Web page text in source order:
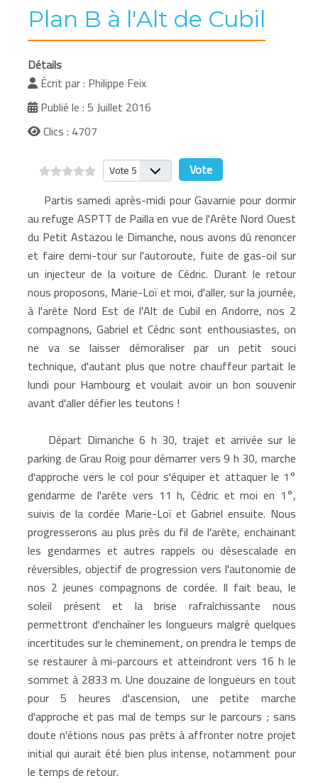
Plan B à l'Alt de Cubil
Détails
Écrit par : Philippe Feix
Publié le : 5 Juillet 2016
Clics : 4707
Veuillez voter
Partis samedi après-midi pour Gavarnie pour dormir
au refuge ASPTT de Pailla en vue de l'Arête Nord Ouest
du Petit Astazou le Dimanche, nous avons dû renoncer
et faire demi-tour sur l'autoroute, fuite de gas-oil sur
un injecteur de la voiture de Cédric. Durant le retour
nous proposons, Marie-Loï et moi, d'aller, sur la journée,
à l'arête Nord Est de l'Alt de Cubil en Andorre, nos 2
compagnons, Gabriel et Cédric sont enthousiastes, on
ne va se laisser démoraliser par un petit souci
technique, d'autant plus que notre chauffeur partait le
lundi pour Hambourg et voulait avoir un bon souvenir
avant d'aller défier les teutons !
Départ Dimanche 6 h 30, trajet et arrivée sur le
parking de Grau Roig pour démarrer vers 9 h 30, marche
d'approche vers le col pour s'équiper et attaquer le 1°
gendarme de l'arête vers 11 h, Cédric et moi en 1°,
suivis de la cordée Marie-Loï et Gabriel ensuite. Nous
progresserons au plus près du fil de l'arête, enchainant
les gendarmes et autres rappels ou désescalade en
réversibles, objectif de progression vers l'autonomie de
nos 2 jeunes compagnons de cordée. Il fait beau, le
soleil présent et la brise rafraîchissante nous
permettront d'enchaîner les longueurs malgré quelques
incertitudes sur le cheminement, on prendra le temps de
se restaurer à mi-parcours et atteindront vers 16 h le
sommet à 2833 m. Une douzaine de longueurs en tout
pour 5 heures d'ascension, une petite marche
d'approche et pas mal de temps sur le parcours ; sans
doute n'étions nous pas prêts à affronter notre projet
initial qui aurait été bien plus intense, notamment pour
le temps de retour.